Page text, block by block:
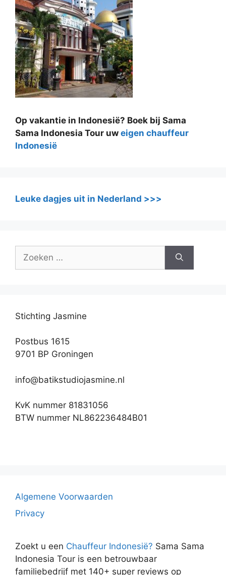
Op vakantie in Indonesië? Boek bij Sama
Sama Indonesia Tour uw eigen chauffeur
Indonesië
Leuke dagjes uit in Nederland >>>
naar:
Stichting Jasmine
Postbus 1615
9701 BP Groningen
info@batikstudiojasmine.nl
KvK nummer 81831056
BTW nummer NL862236484B01
Algemene Voorwaarden
Privacy
Zoekt u een Chauffeur Indonesië? Sama Sama
Indonesia Tour is een betrouwbaar
familiebedrijf met 140+ super reviews op